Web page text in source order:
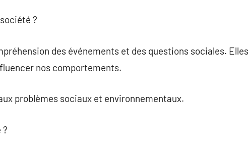
?
des événements et des questions sociales. Elles
nos comportements.
problèmes sociaux et environnementaux.
?